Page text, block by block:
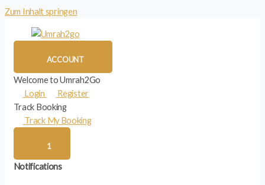
Zum Inhalt springen
ACCOUNT
Welcome to Umrah2Go
Login
Register
Track Booking
Track My Booking
1
Notifications